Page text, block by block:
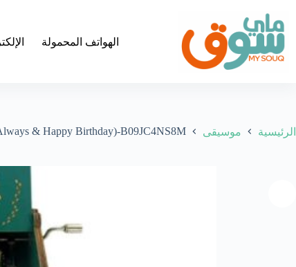
إلى
المحتوى
الهواتف المحمولة
الرئيسية موسيقى & Happy Birthday)-B09JC4NS8M